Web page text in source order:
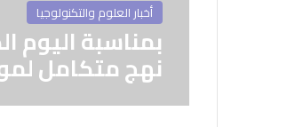
أخبار العلوم والتكنولوجيا
بمناسبة اليوم
نهج متكامل